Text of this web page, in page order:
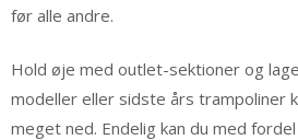
før alle andre.
Hold øje med outlet-sektioner og
modeller eller sidste års trampoliner
meget ned. Endelig kan du med